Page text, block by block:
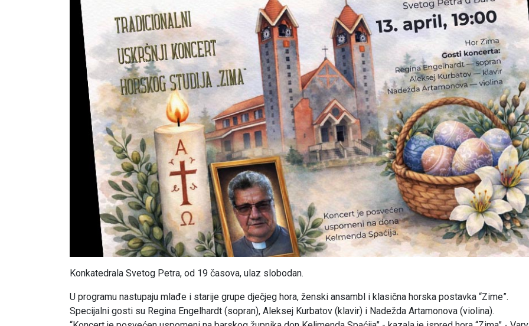
Konkatedrala Svetog Petra, od 19 časova, ulaz slobodan.
U programu nastupaju mlađe i starije grupe dječjeg hora, ženski ansambl i klasična horska postavka “Zime”.
Specijalni gosti su Regina Engelhardt (sopran), Aleksej Kurbatov (klavir) i Nadežda Artamonova (violina).